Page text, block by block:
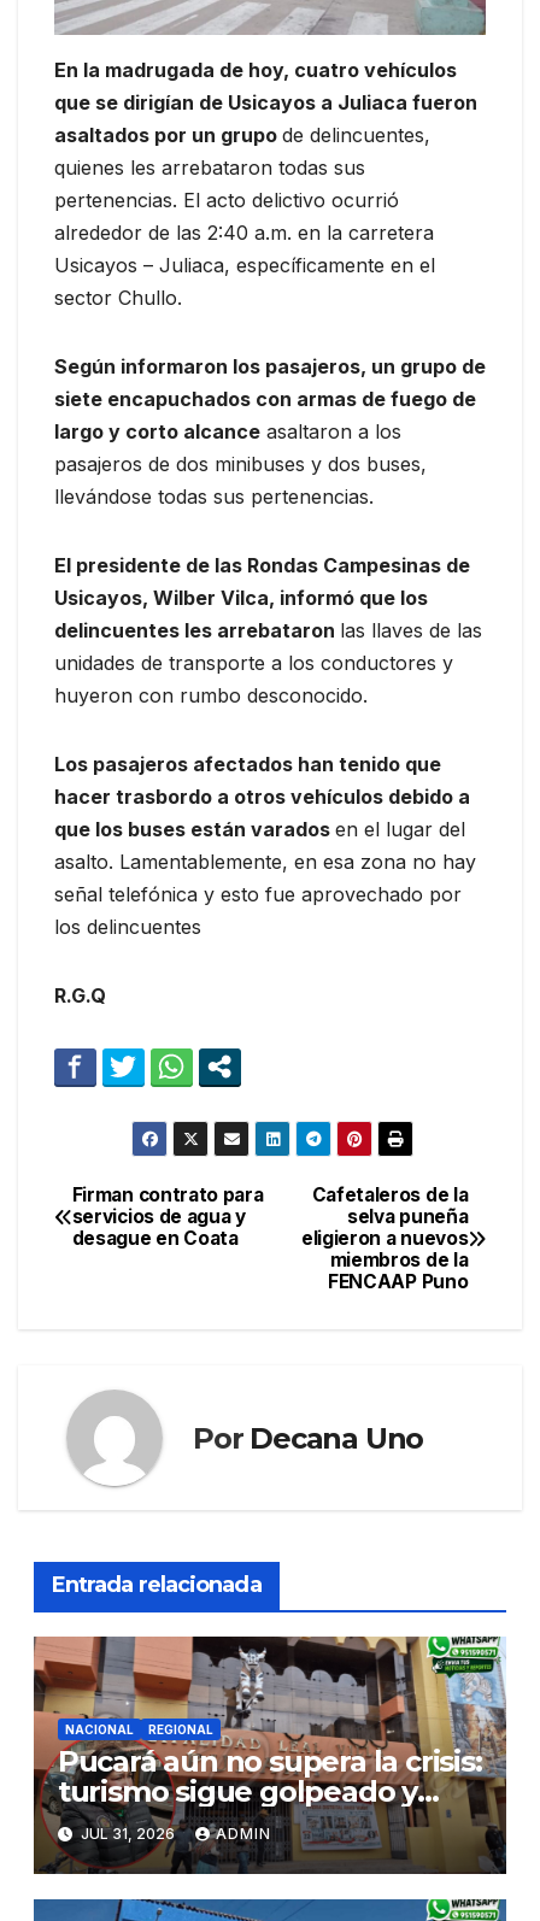
En la madrugada de hoy, cuatro vehículos
que se dirigían de Usicayos a Juliaca fueron
asaltados por un grupo de delincuentes,
quienes les arrebataron todas sus
pertenencias. El acto delictivo ocurrió
alrededor de las 2:40 a.m. en la carretera
Usicayos – Juliaca, específicamente en el
sector Chullo.
Según informaron los pasajeros, un grupo de
siete encapuchados con armas de fuego de
largo y corto alcance asaltaron a los
pasajeros de dos minibuses y dos buses,
llevándose todas sus pertenencias.
El presidente de las Rondas Campesinas de
Usicayos, Wilber Vilca, informó que los
delincuentes les arrebataron las llaves de las
unidades de transporte a los conductores y
huyeron con rumbo desconocido.
Los pasajeros afectados han tenido que
hacer trasbordo a otros vehículos debido a
que los buses están varados en el lugar del
asalto. Lamentablemente, en esa zona no hay
señal telefónica y esto fue aprovechado por
los delincuentes
R.G.Q
Navegación
de
Cafetaleros de la
selva puneña
eligieron a nuevos
miembros de la
FENCAAP Puno
Firman contrato para
servicios de agua y
desague en Coata
Por Decana Uno
Entrada relacionada
NACIONAL REGIONAL
Pucará aún no supera la crisis:
turismo sigue golpeado y
alcaldesa exige al nuevo
Gobierno fondos para obras
paralizadas
JUL 31, 2026 ADMIN